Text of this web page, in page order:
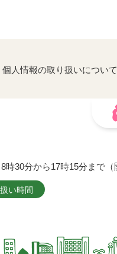
個人情報の取り扱いについて
時30分から17時15分まで（
い時間